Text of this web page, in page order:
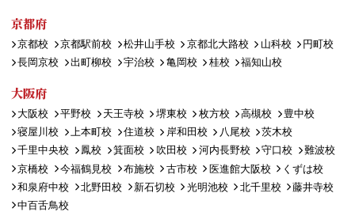
京都府
京都校 京都駅前校 松井山手校 京都北大路校 山科校
円町校
長岡京校
出町柳校 宇治校 亀岡校 桂校 福知山校
大阪府
大阪校 平野校 天王寺校 堺東校 枚方校 高槻校
豊中校
寝屋川校
上本町校 住道校 岸和田校 八尾校
茨木校
千里中央校
鳳校 箕面校 吹田校 河内長野校 守口校
難波校
京橋校
今福鶴見校 布施校 古市校 医進館大阪校
くずは校
和泉府中校
北野田校 新石切校 光明池校 北千里校
藤井寺校
中百舌鳥校